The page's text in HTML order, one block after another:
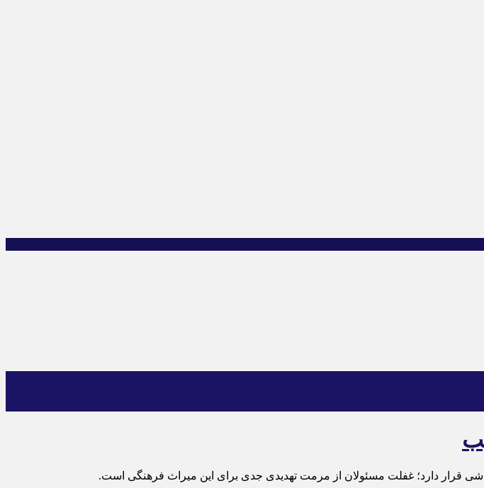
قرار دارد؛ غفلت مسئولان از مرمت تهدیدی جدی برای این میراث فرهنگی است.